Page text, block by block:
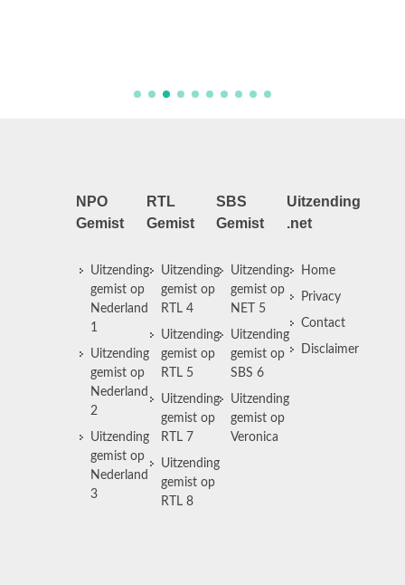
NPO
Gemist
Uitzending
gemist op
Nederland
1
Uitzending
gemist op
Nederland
2
Uitzending
gemist op
Nederland
3
RTL
Gemist
Uitzending
gemist op
RTL 4
Uitzending
gemist op
RTL 5
Uitzending
gemist op
RTL 7
Uitzending
gemist op
RTL 8
SBS
Gemist
Uitzending
gemist op
NET 5
Uitzending
gemist op
SBS 6
Uitzending
gemist op
Veronica
Uitzending
.net
Home
Privacy
Contact
Disclaimer